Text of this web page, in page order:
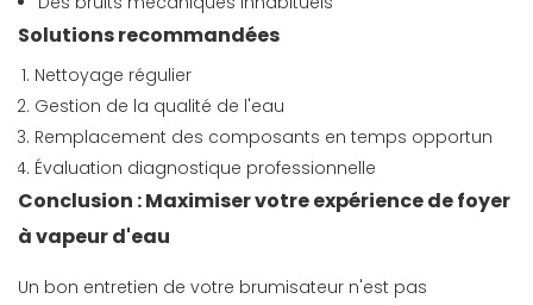
Solutions recommandées
Nettoyage régulier
Gestion de la qualité de l'eau
Remplacement des composants en temps opportun
Évaluation diagnostique professionnelle
Conclusion : Maximiser votre expérience de foyer
à vapeur d'eau
Un bon entretien de votre brumisateur n'est pas